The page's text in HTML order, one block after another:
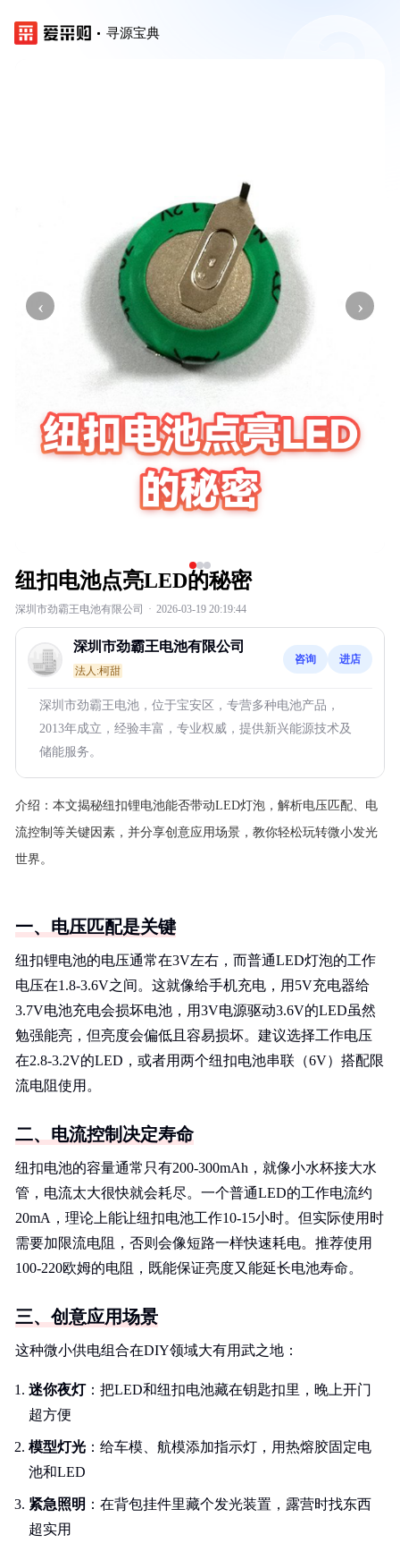
寻源宝典
‹ ›
纽扣电池点亮LED的秘密
深圳市劲霸王电池有限公司 · 2026-03-19 20:19:44
深圳市劲霸王电池有限公司
法人:柯甜
咨询 进店
深圳市劲霸王电池，位于宝安区，专营多种电池产品，
2013年成立，经验丰富，专业权威，提供新兴能源技术及
储能服务。
介绍： 本文揭秘纽扣锂电池能否带动LED灯泡，解析电压匹配、电
流控制等关键因素，并分享创意应用场景，教你轻松玩转微小发光
世界。
一、电压匹配是关键
纽扣锂电池的电压通常在3V左右，而普通LED灯泡的工作
电压在1.8-3.6V之间。这就像给手机充电，用5V充电器给
3.7V电池充电会损坏电池，用3V电源驱动3.6V的LED虽然
勉强能亮，但亮度会偏低且容易损坏。建议选择工作电压
在2.8-3.2V的LED，或者用两个纽扣电池串联（6V）搭配限
流电阻使用。
二、电流控制决定寿命
纽扣电池的容量通常只有200-300mAh，就像小水杯接大水
管，电流太大很快就会耗尽。一个普通LED的工作电流约
20mA，理论上能让纽扣电池工作10-15小时。但实际使用时
需要加限流电阻，否则会像短路一样快速耗电。推荐使用
100-220欧姆的电阻，既能保证亮度又能延长电池寿命。
三、创意应用场景
这种微小供电组合在DIY领域大有用武之地：
迷你夜灯：把LED和纽扣电池藏在钥匙扣里，晚上开门
超方便
模型灯光 ：给车模、航模添加指示灯，用热熔胶固定电
池和LED
紧急照明 ：在背包挂件里藏个发光装置，露营时找东西
超实用